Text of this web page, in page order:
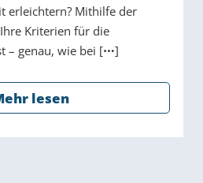
erleichtern? Mithilfe der
Kriterien für die
– genau, wie bei [
]
lesen